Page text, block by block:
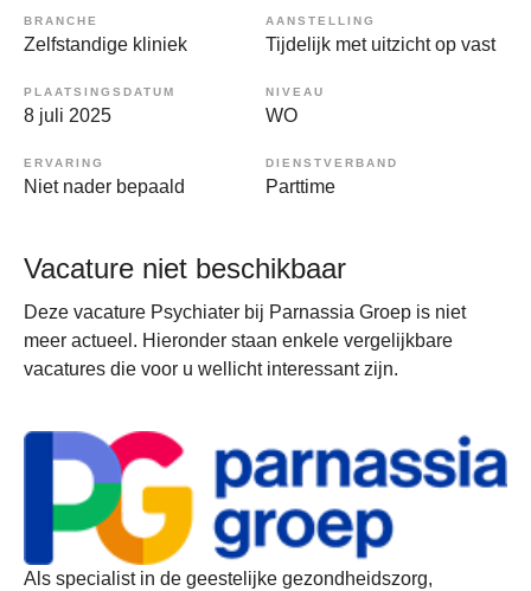
BRANCHE
Zelfstandige kliniek
AANSTELLING
Tijdelijk met uitzicht op vast
PLAATSINGSDATUM
8 juli 2025
NIVEAU
WO
ERVARING
Niet nader bepaald
DIENSTVERBAND
Parttime
Vacature niet beschikbaar
Deze vacature Psychiater bij Parnassia Groep is niet
meer actueel. Hieronder staan enkele vergelijkbare
vacatures die voor u wellicht interessant zijn.
Als specialist in de geestelijke gezondheidszorg,